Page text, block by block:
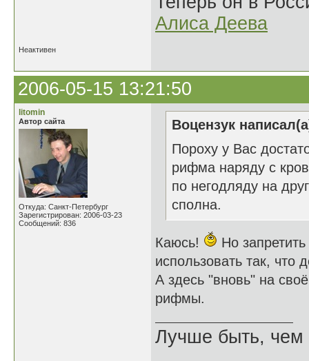
Алиса Деева
Неактивен
2006-05-15 13:21:50
litomin
Автор сайта
Откуда: Санкт-Петербург
Зарегистрирован: 2006-03-23
Сообщений: 836
Воцензук
Пороху у Вас
рифма наряду с
по негодляду на
сполна.
Каюсь!
Но
использовать так, что
А здесь "вновь" на
рифмы.
Лучше быть, чем